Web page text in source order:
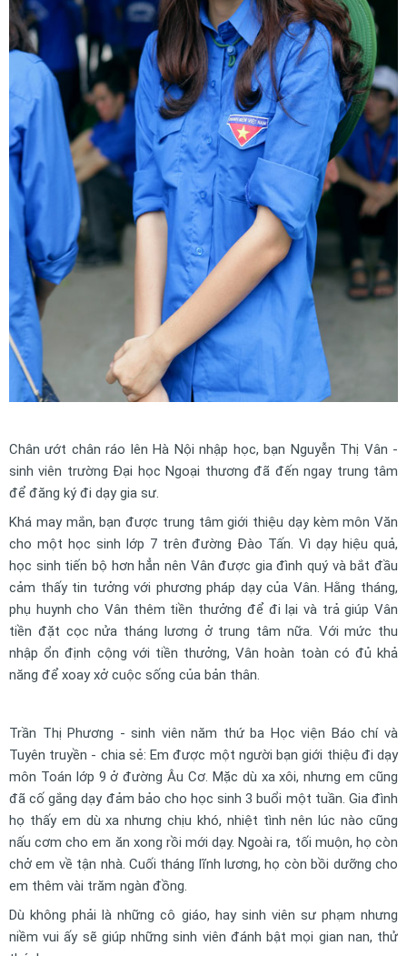
Chân ướt chân ráo lên Hà Nội nhập học, bạn Nguyễn Thị Vân -
sinh viên trường Đại học Ngoại thương đã đến ngay trung tâm
để đăng ký đi dạy gia sư.
Khá may mắn, bạn được trung tâm giới thiệu dạy kèm môn Văn
cho một học sinh lớp 7 trên đường Đào Tấn. Vì dạy hiệu quả,
học sinh tiến bộ hơn hẳn nên Vân được gia đình quý và bắt đầu
cảm thấy tin tưởng với phương pháp dạy của Vân. Hằng tháng,
phụ huynh cho Vân thêm tiền thưởng để đi lại và trả giúp Vân
tiền đặt cọc nửa tháng lương ở trung tâm nữa. Với mức thu
nhập ổn định cộng với tiền thưởng, Vân hoàn toàn có đủ khả
năng để xoay xở cuộc sống của bản thân.
Trần Thị Phương - sinh viên năm thứ ba Học viện Báo chí và
Tuyên truyền - chia sẻ: Em được một người bạn giới thiệu đi dạy
môn Toán lớp 9 ở đường Âu Cơ. Mặc dù xa xôi, nhưng em cũng
đã cố gắng dạy đảm bảo cho học sinh 3 buổi một tuần. Gia đình
họ thấy em dù xa nhưng chịu khó, nhiệt tình nên lúc nào cũng
nấu cơm cho em ăn xong rồi mới dạy. Ngoài ra, tối muộn, họ còn
chở em về tận nhà. Cuối tháng lĩnh lương, họ còn bồi dưỡng cho
em thêm vài trăm ngàn đồng.
Dù không phải là những cô giáo, hay sinh viên sư phạm nhưng
niềm vui ấy sẽ giúp những sinh viên đánh bật mọi gian nan, thử